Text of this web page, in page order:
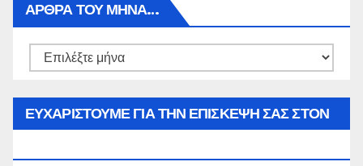
ΑΡΘΡΑ ΤΟΥ ΜΉΝΑ…
Αρθρα
ΕΥΧΑΡΙΣΤΟΥΜΕ ΓΙΑ ΤΗΝ ΕΠΙΣΚΕΨΗ ΣΑΣ ΣΤΟΝ